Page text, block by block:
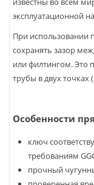
эксплуатационной
При использовании
сохранять зазор
или филтингом. Это
трубы в двух
Особенности
ключ
требованиям
прочный